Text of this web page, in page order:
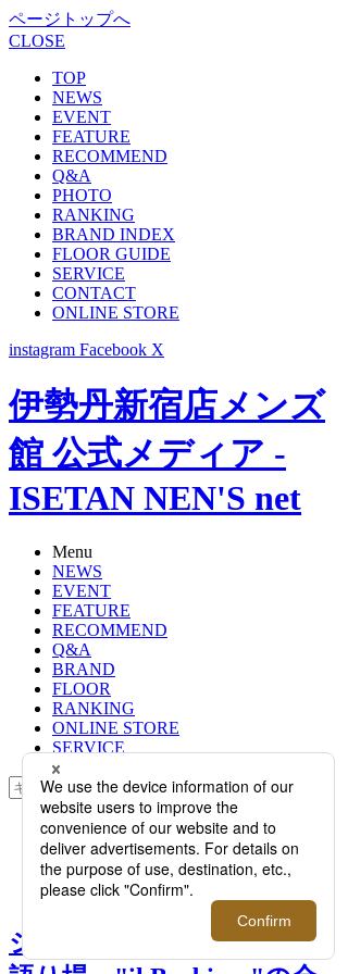
ページトップへ
CLOSE
TOP
NEWS
EVENT
FEATURE
RECOMMEND
Q&A
PHOTO
RANKING
BRAND INDEX
FLOOR GUIDE
SERVICE
CONTACT
ONLINE STORE
instagram Facebook X
伊勢丹新宿店メンズ
館 公式メディア -
ISETAN NEN'S net
Menu
NEWS
EVENT
FEATURE
RECOMMEND
Q&A
BRAND
FLOOR
RANKING
ONLINE STORE
SERVICE
検索
TOP
PHOTO
ジェントルマンが集う男の語り
場、"il Barbiere"の全貌
ジェントルマンが集う男の